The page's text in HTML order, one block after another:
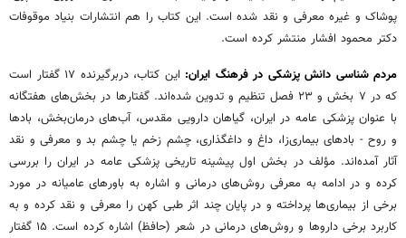
پوشاک و غیره معرفی و نقد شده است. این کتاب را هم انتشارات بنیاد موقوفات
دکتر محمود افشار منتشر کرده است.
مردم شناسی دانش پزشکی در فرهنگ ایران:
این کتاب، دربرگیرنده ۱۷ گفتار است
که در ۷ بخش و ۲۳ فصل تنظیم و تدوین شده‌اند. گفتارها در بخش‌های هفتگانه
با عنوان پزشکی عامه در ایران، گیاهان دارویی مقدس، آب‌های درمان‌بخش، بادها
و روح - بادهای بیماری‌زا، داغ و داغگذاری، چشم زخم یا چشم بد و معرفی و نقد
آثار آمده‌اند. مؤلف در بخش اول پیشینه تاریخی پزشکی عامه در ایران را بررسی
کرده و در ادامه به معرفی روش‌های درمانی و اشاره به باورهای عامیانه در مورد
برخی از بیماری‌ها پرداخته و در پایان چند اثر طبی کهن را معرفی و نقد کرده و به
کاربرد برخی داروها و روش‌های درمانی در شعر (حافظ) اشاره کرده است. ۱۵ گفتار